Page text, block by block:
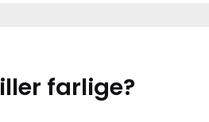
farlige?